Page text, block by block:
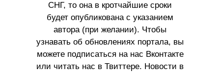
СНГ, то она в кротчайшие сроки
будет опубликована с указанием
автора (при желании). Чтобы
узнавать об обновлениях портала, вы
можете подписаться на нас Вконтакте
или читать нас в Твиттере. Новости в